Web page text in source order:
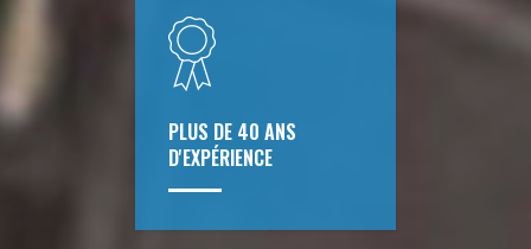
PLUS DE 40 ANS
D'EXPÉRIENCE